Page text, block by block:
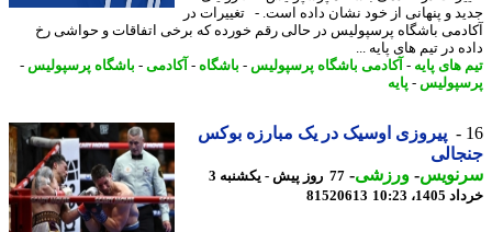
و پنهانی از خود نشان داده است. - تغییرات در
باشگاه پرسپولیس در حالی رقم خورده که برخی اتفاقات و حواشی رخ
در تیم های پایه ...
های پایه-آکادمی باشگاه پرسپولیس-باشگاه-آکادمی-باشگاه پرسپولیس-
-پایه
پیروزی اوسیک در یک مبارزه بوکس
-ورزشی-
77 روز پیش - یکشنبه 3
10:23
81520613